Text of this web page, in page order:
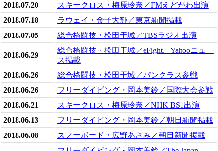
2018.07.20
スキークロス・梅原玲奈／FMえどがわ出演
2018.07.18
ラウェイ・金子大輝／東京新聞掲載
2018.07.05
総合格闘技・松田干城／TBSラジオ出演
2018.06.29
総合格闘技・松田干城／eFight、Yahooニュー
ス掲載
2018.06.26
総合格闘技・松田干城／パンクラス参戦
2018.06.26
フリーダイビング・岡本美鈴／国際大会参戦
2018.06.21
スキークロス・梅原玲奈／NHK BS1出演
2018.06.13
フリーダイビング・岡本美鈴／朝日新聞掲載
2018.06.08
スノーボード・広野あさみ／朝日新聞掲載